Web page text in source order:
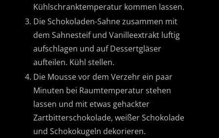
Kühlschranktemperatur kommen lassen.
Die Schokoladen-Sahne zusammen mit
dem Sahnesteif und Vanilleextrakt luftig
aufschlagen und auf Dessertgläser
aufteilen. Kühl stellen.
Die Mousse vor dem Verzehr ein paar
Minuten bei Raumtemperatur stehen
lassen und mit etwas gehackter
Zartbitterschokolade, weißer Schokolade
und Schokokugeln dekorieren.